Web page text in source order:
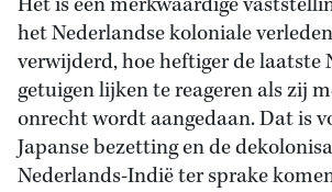
het Nederlandse koloniale
verwijderd, hoe heftiger de laatste
getuigen lijken te reageren als zij
onrecht wordt aangedaan. Dat is
Japanse bezetting en de
Nederlands-Indië ter sprake